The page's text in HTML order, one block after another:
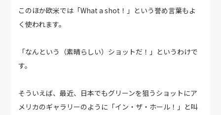
このほか欧米では「What a shot！」という誉め言葉もよ
く使われます。
「なんという（素晴らしい）ショットだ！」というわけで
す。
そういえば、最近、日本でもグリーンを狙うショットにア
メリカのギャラリーのように「イン・ザ・ホール！」と叫